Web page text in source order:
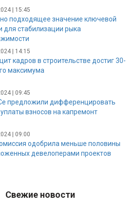
| 15:45
подходящее значение ключевой
для стабилизации рыка
| 14:15
кадров в строительстве достиг 30-
максимума
| 09:45
предложили дифференцировать
взносов на капремонт
| 09:00
одобрила меньше половины
девелоперами проектов
Свежие новости